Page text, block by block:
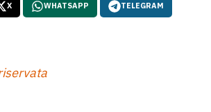
X WHATSAPP TELEGRAM